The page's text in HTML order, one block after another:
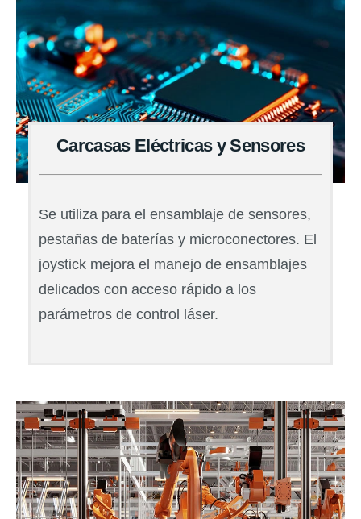
Carcasas Eléctricas y Sensores
Se utiliza para el ensamblaje de sensores,
pestañas de baterías y microconectores. El
joystick mejora el manejo de ensamblajes
delicados con acceso rápido a los
parámetros de control láser.